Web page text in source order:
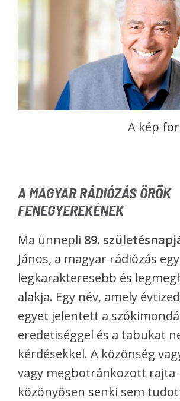
A kép
A MAGYAR RÁDIÓZÁS ÖRÖK
FENEGYEREKÉNEK
Ma ünnepli 89.
János, a magyar rádiózás
legkarakteresebb és
alakja. Egy név, amely
egyet jelentett a
eredetiséggel és a tabukat
kérdésekkel. A közönség
vagy megbotránkozott rajta
közönyösen senki sem